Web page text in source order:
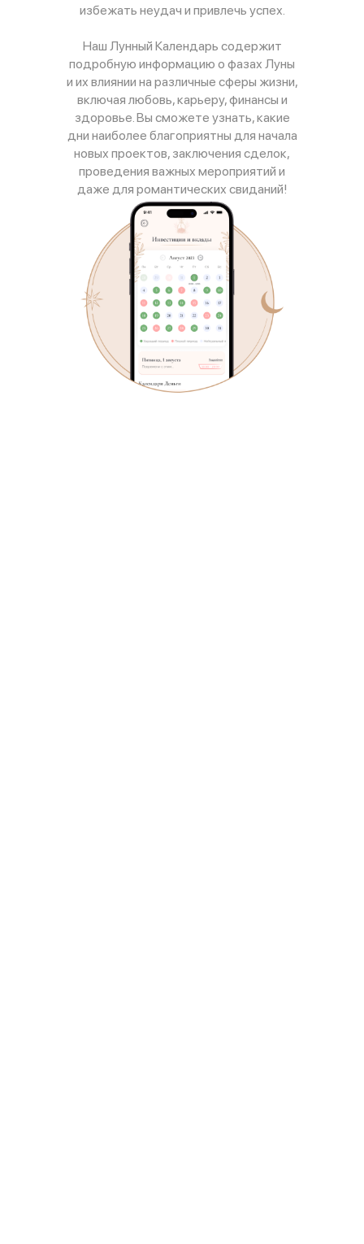
избежать неудач и привлечь успех.
Наш Лунный Календарь содержит
подробную информацию о фазах Луны
и их влиянии на различные сферы жизни,
включая любовь, карьеру, финансы и
здоровье. Вы сможете узнать, какие
дни наиболее благоприятны для начала
новых проектов, заключения сделок,
проведения важных мероприятий и
даже для романтических свиданий!